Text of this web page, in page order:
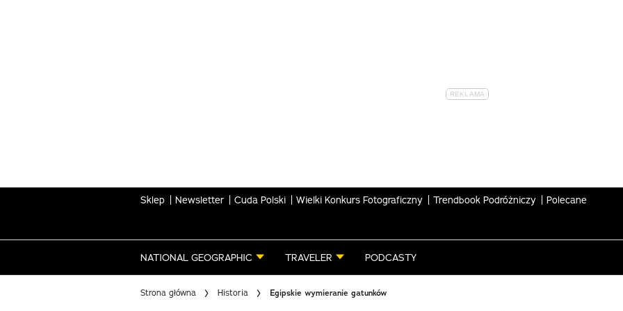
Sklep Newsletter Cuda Polski Wielki Konkurs Fotograficzny Trendbook Podróżniczy Polecane
NATIONAL GEOGRAPHIC TRAVELER PODCASTY
Strona główna Historia Egipskie wymieranie gatunków